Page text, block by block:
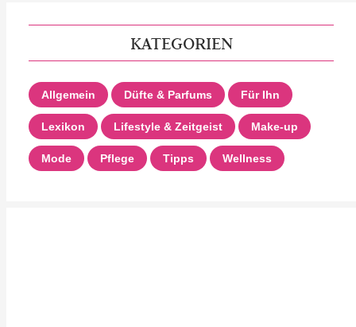
KATEGORIEN
Allgemein Düfte & Parfums Für Ihn
Lexikon Lifestyle & Zeitgeist Make-up
Mode Pflege Tipps Wellness